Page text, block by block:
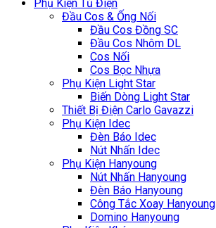
Phụ Kiện Tủ Điện
Đầu Cos & Ống Nối
Đầu Cos Đồng SC
Đầu Cos Nhôm DL
Cos Nối
Cos Bọc Nhựa
Phụ Kiện Light Star
Biến Dòng Light Star
Thiết Bị Điện Carlo Gavazzi
Phụ Kiện Idec
Đèn Báo Idec
Nút Nhấn Idec
Phụ Kiện Hanyoung
Nút Nhấn Hanyoung
Đèn Báo Hanyoung
Công Tắc Xoay Hanyoung
Domino Hanyoung